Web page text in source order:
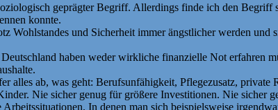
geprägter Begriff. Allerdings finde ich den
konnte.
Wohlstandes und Sicherheit immer ängstlicher werden
haben weder wirkliche finanzielle Not erfahren
alles ab, was geht: Berufsunfähigkeit, Pflegezusatz, private
Nie sicher genug für größere Investitionen. Nie sicher
In denen man sich beispielsweise